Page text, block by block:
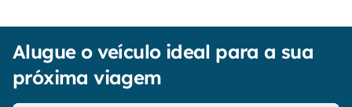
Alugue o veículo ideal para a sua
próxima viagem